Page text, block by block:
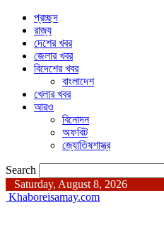
প্রচ্ছদ
রাজ্য
দেশের খবর
জেলার খবর
বিদেশের খবর
বাংলাদেশ
খেলার খবর
আরও
বিনোদন
অফবিট
জ্যোতিষশাস্ত্র
Search
Saturday, August 8, 2026
Khaboreisamay.com